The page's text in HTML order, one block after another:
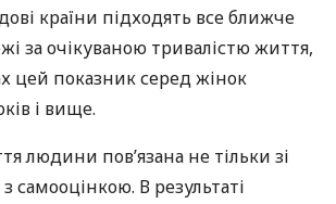
країни підходять все ближче
за очікуваною тривалістю життя,
цей показник серед жінок
і вище.
людини пов’язана не тільки зі
з самооцінкою. В результаті